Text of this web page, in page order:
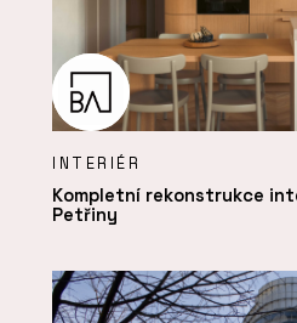
INTERIÉR
Kompletní rekonstrukce
Petřiny